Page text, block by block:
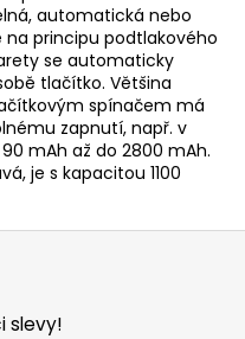
automatická nebo
principu podtlakového
se automaticky
tlačítko. Většina
spínačem má
zapnutí, např. v
mAh až do 2800 mAh.
je s kapacitou 1100
slevy!